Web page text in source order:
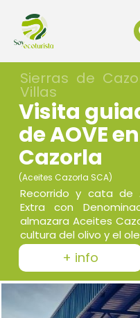
Sierras de
Villas
Visita
de AOVE
Cazorla
(Aceites Cazorla SCA)
Recorrido y cata de
Extra con
almazara Aceites
cultura del olivo y el
+ info